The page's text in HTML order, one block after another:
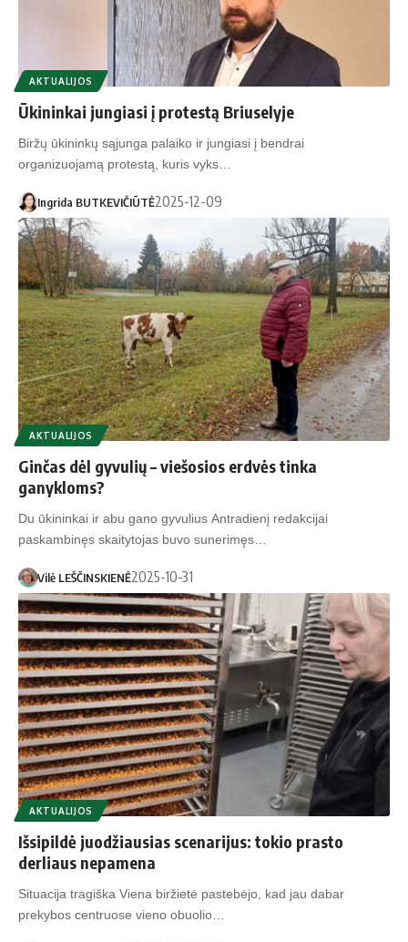
AKTUALIJOS
Ūkininkai jungiasi į protestą Briuselyje
Biržų ūkininkų sąjunga palaiko ir jungiasi į bendrai
organizuojamą protestą, kuris vyks…
Ingrida BUTKEVIČIŪTĖ2025-12-09
AKTUALIJOS
Ginčas dėl gyvulių – viešosios erdvės tinka
ganykloms?
Du ūkininkai ir abu gano gyvulius Antradienį redakcijai
paskambinęs skaitytojas buvo sunerimęs…
Vilė LEŠČINSKIENĖ2025-10-31
AKTUALIJOS
Išsipildė juodžiausias scenarijus: tokio prasto
derliaus nepamena
Situacija tragiška Viena biržietė pastebėjo, kad jau dabar
prekybos centruose vieno obuolio…